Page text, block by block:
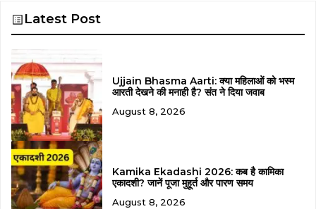
Latest Post
Ujjain Bhasma Aarti: क्या महिलाओं को भस्म
आरती देखने की मनाही है? संत ने दिया जवाब
August 8, 2026
Kamika Ekadashi 2026: कब है कामिका
एकादशी? जानें पूजा मुहूर्त और पारण समय
August 8, 2026